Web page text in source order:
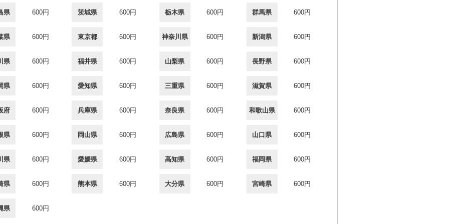
県 600円 茨城県 600円 栃木県 600円 群馬県 600円
県 600円 東京都 600円 神奈川県 600円 新潟県 600円
県 600円 福井県 600円 山梨県 600円 長野県 600円
県 600円 愛知県 600円 三重県 600円 滋賀県 600円
府 600円 兵庫県 600円 奈良県 600円 和歌山県 600円
県 600円 岡山県 600円 広島県 600円 山口県 600円
県 600円 愛媛県 600円 高知県 600円 福岡県 600円
県 600円 熊本県 600円 大分県 600円 宮崎県 600円
県 600円